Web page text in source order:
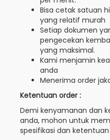
Bisa cetak satuan
yang relatif murah
Setiap dokumen
pengecekan
yang maksimal.
Kami menjamin
anda
Menerima order
Ketentuan order :
Demi kenyamanan dan
anda, mohon untuk
spesifikasi dan